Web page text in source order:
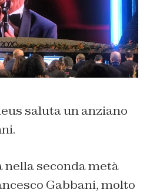
saluta un anziano
nella seconda metà
Gabbani, molto